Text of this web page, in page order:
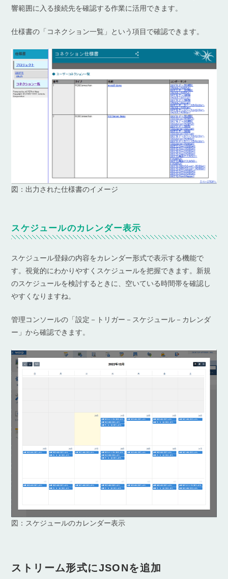
響範囲に入る接続先を確認する作業に活用できます。
仕様書の「コネクション一覧」という項目で確認できます。
図：出力された仕様書のイメージ
スケジュールのカレンダー表示
スケジュール登録の内容をカレンダー形式で表示する機能で
す。視覚的にわかりやすくスケジュールを把握できます。新規
のスケジュールを検討するときに、空いている時間帯を確認し
やすくなりますね。
管理コンソールの「設定－トリガー－スケジュール－カレンダ
ー」から確認できます。
図：スケジュールのカレンダー表示
ストリーム形式にJSONを追加